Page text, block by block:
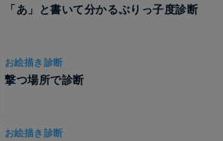
「あ」と書いて分かるぶりっ子度診断
お絵描き診断
撃つ場所で診断
お絵描き診断